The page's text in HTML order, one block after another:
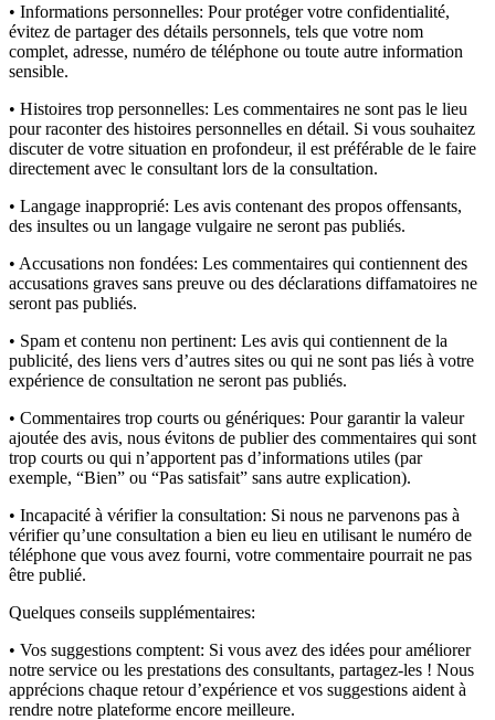
• Informations personnelles: Pour protéger votre confidentialité,
évitez de partager des détails personnels, tels que votre nom
complet, adresse, numéro de téléphone ou toute autre information
sensible.
• Histoires trop personnelles: Les commentaires ne sont pas le lieu
pour raconter des histoires personnelles en détail. Si vous souhaitez
discuter de votre situation en profondeur, il est préférable de le faire
directement avec le consultant lors de la consultation.
• Langage inapproprié: Les avis contenant des propos offensants,
des insultes ou un langage vulgaire ne seront pas publiés.
• Accusations non fondées: Les commentaires qui contiennent des
accusations graves sans preuve ou des déclarations diffamatoires ne
seront pas publiés.
• Spam et contenu non pertinent: Les avis qui contiennent de la
publicité, des liens vers d’autres sites ou qui ne sont pas liés à votre
expérience de consultation ne seront pas publiés.
• Commentaires trop courts ou génériques: Pour garantir la valeur
ajoutée des avis, nous évitons de publier des commentaires qui sont
trop courts ou qui n’apportent pas d’informations utiles (par
exemple, “Bien” ou “Pas satisfait” sans autre explication).
• Incapacité à vérifier la consultation: Si nous ne parvenons pas à
vérifier qu’une consultation a bien eu lieu en utilisant le numéro de
téléphone que vous avez fourni, votre commentaire pourrait ne pas
être publié.
Quelques conseils supplémentaires:
• Vos suggestions comptent: Si vous avez des idées pour améliorer
notre service ou les prestations des consultants, partagez-les ! Nous
apprécions chaque retour d’expérience et vos suggestions aident à
rendre notre plateforme encore meilleure.